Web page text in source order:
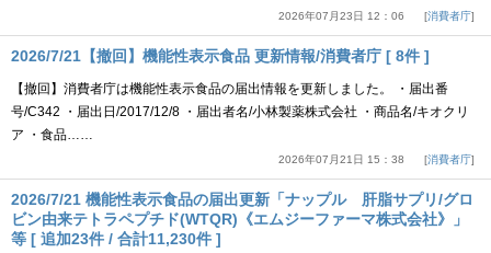
2026年07月23日 12：06 消費者庁
2026/7/21【撤回】機能性表示食品 更新情報/消費者庁 [ 8件 ]
【撤回】消費者庁は機能性表示食品の届出情報を更新しました。 ・届出番
号/C342 ・届出日/2017/12/8 ・届出者名/小林製薬株式会社 ・商品名/キオクリ
ア ・食品……
2026年07月21日 15：38 消費者庁
2026/7/21 機能性表示食品の届出更新「ナップル 肝脂サプリ/グロ
ビン由来テトラペプチド(WTQR)《エムジーファーマ株式会社》」
等 [ 追加23件 / 合計11,230件 ]